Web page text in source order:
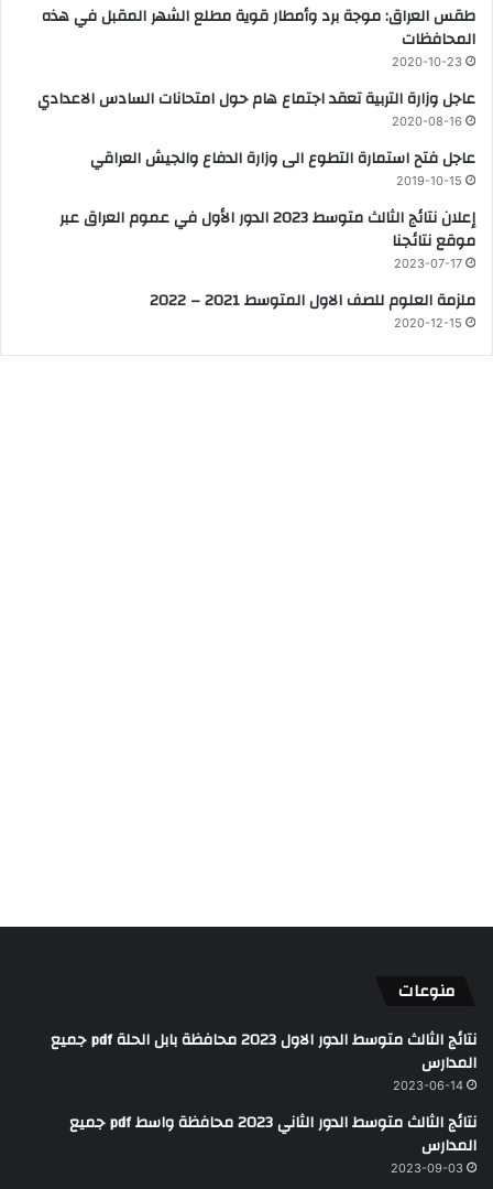
طقس العراق: موجة برد وأمطار قوية مطلع الشهر المقبل في هذه
المحافظات
2020-10-23
عاجل وزارة التربية تعقد اجتماع هام حول امتحانات السادس الاعدادي
2020-08-16
عاجل فتح استمارة التطوع الى وزارة الدفاع والجيش العراقي
2019-10-15
إعلان نتائج الثالث متوسط 2023 الدور الأول في عموم العراق عبر
موقع نتائجنا
2023-07-17
ملزمة العلوم للصف الاول المتوسط 2021 – 2022
2020-12-15
منوعات
نتائج الثالث متوسط الدور الاول 2023 محافظة بابل الحلة pdf جميع
المدارس
2023-06-14
نتائج الثالث متوسط الدور الثاني 2023 محافظة واسط pdf جميع
المدارس
2023-09-03